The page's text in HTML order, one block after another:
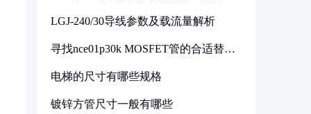
LGJ-240/30导线参数及载流量解析
寻找nce01p30k MOSFET管的合适替代
电梯的尺寸有哪些规格
镀锌方管尺寸一般有哪些